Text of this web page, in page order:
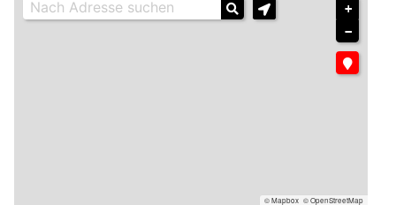
+
−
© Mapbox © OpenStreetMap